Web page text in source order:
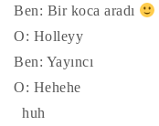
Ben: Bir koca aradı
O: Holleyy
Ben: Yayıncı
O: Hehehe
huh